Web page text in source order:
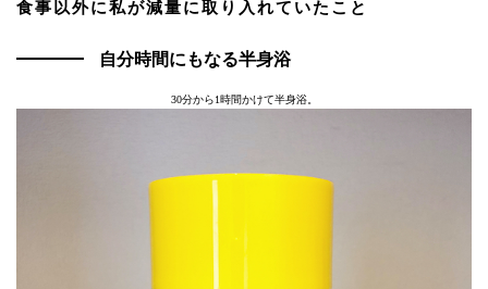
食事以外に私が減量に取り入れていたこと
自分時間にもなる半身浴
30分から1時間かけて半身浴。